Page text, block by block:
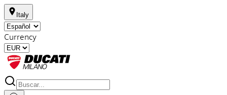
Italy
Currency